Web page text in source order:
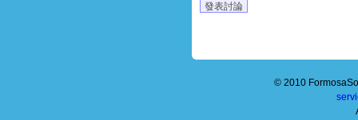
發表討論
© 2010